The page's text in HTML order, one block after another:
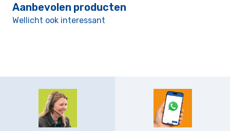
Aanbevolen producten
Wellicht ook interessant